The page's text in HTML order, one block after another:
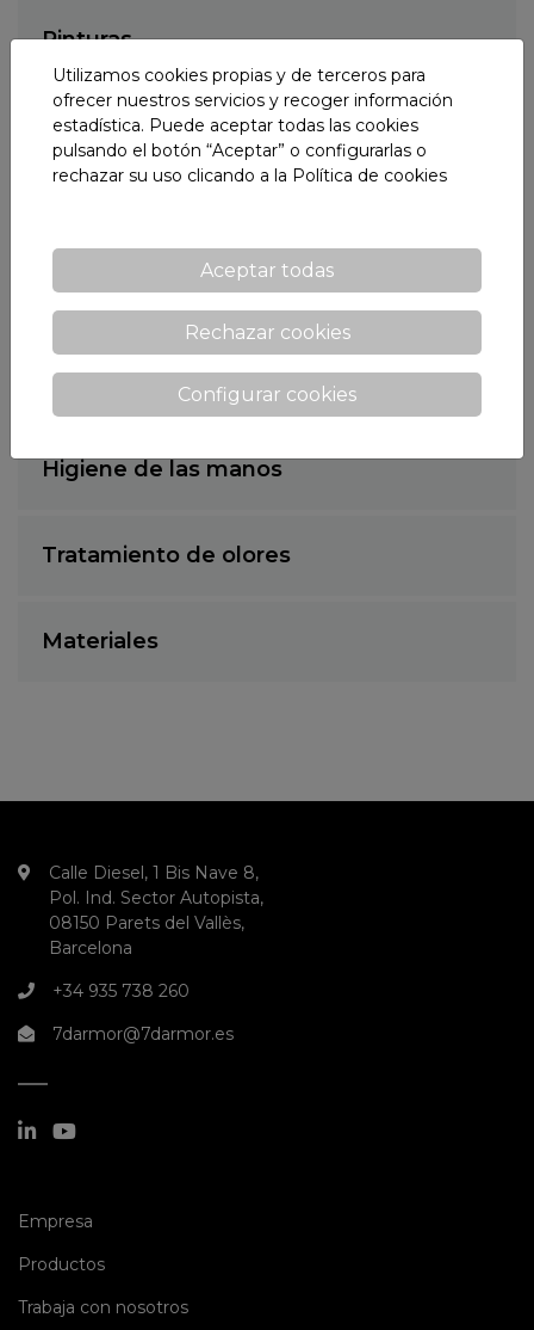
Pinturas
Desincrustantes
Disolventes
Insecticidas
Higiene de las manos
Tratamiento de olores
Materiales
Calle Diesel, 1 Bis Nave 8,
Pol. Ind. Sector Autopista,
08150 Parets del Vallès,
Barcelona
+34 935 738 260
7darmor@7darmor.es
Empresa
Productos(current)
Trabaja con nosotros(current)
Utilizamos cookies propias y de terceros para
ofrecer nuestros servicios y recoger información
estadística. Puede aceptar todas las cookies
pulsando el botón “Aceptar” o configurarlas o
rechazar su uso clicando a la Política de cookies
Aceptar todas
Rechazar cookies
Configurar cookies